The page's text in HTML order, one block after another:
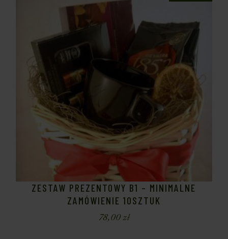
ZESTAW PREZENTOWY B1 – MINIMALNE
ZAMÓWIENIE 10SZTUK
78,00zł